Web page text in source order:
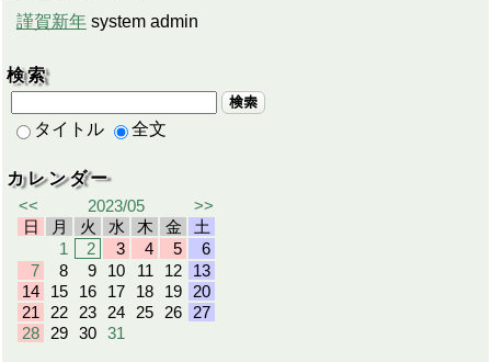
謹賀新年 system admin
検索
検索
タイトル 全文
カレンダー
<<
2023/05
>>
日
月 火 水 木 金
土
1
2 3 4 5
6
7
8 9 10 11 12
13
14
15 16 17 18 19
20
21
22 23 24 25 26
27
28
29 30 31